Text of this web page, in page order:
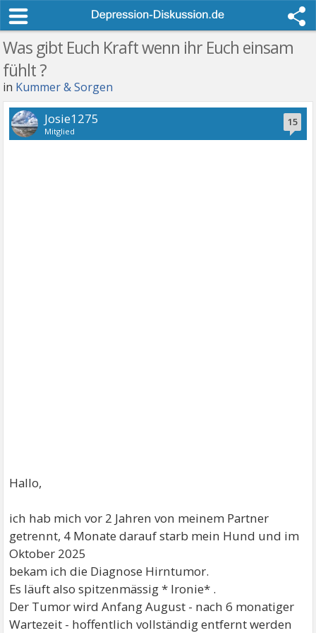
Was gibt Euch Kraft wenn ihr Euch einsam
fühlt ?
in Kummer & Sorgen
15
Josie1275
Mitglied
Hallo,
ich hab mich vor 2 Jahren von meinem Partner
getrennt, 4 Monate darauf starb mein Hund und im
Oktober 2025
bekam ich die Diagnose Hirntumor.
Es läuft also spitzenmässig * Ironie* .
Der Tumor wird Anfang August - nach 6 monatiger
Wartezeit - hoffentlich vollständig entfernt werden